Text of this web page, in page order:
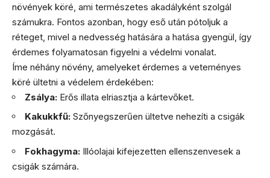
növények köré, ami természetes akadályként szolgál
számukra. Fontos azonban, hogy eső után pótoljuk a
réteget, mivel a nedvesség hatására a hatása gyengül, így
érdemes folyamatosan figyelni a védelmi vonalat.
Íme néhány növény, amelyeket érdemes a veteményes
köré ültetni a védelem érdekében:
Zsálya: Erős illata elriasztja a kártevőket.
Kakukkfű: Szőnyegszerűen ültetve nehezíti a csigák
mozgását.
Fokhagyma: Illóolajai kifejezetten ellenszenvesek a
csigák számára.